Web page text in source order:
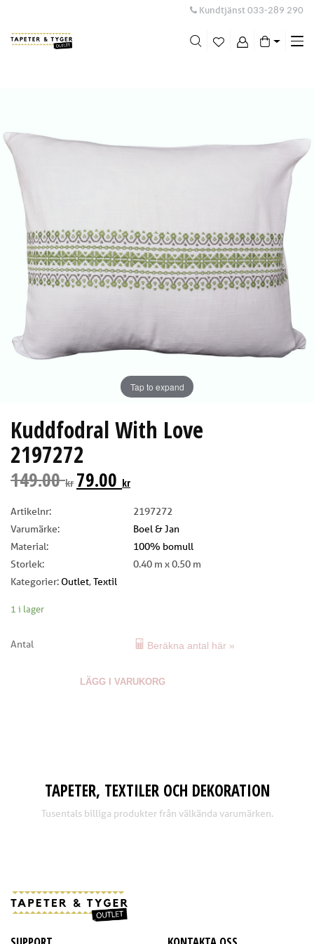
Kundtjänst 033-289 290
Tap to expand
Kuddfodral With Love
2197272
149.00kr 79.00 kr
Artikelnr:
2197272
Varumärke:
Boel & Jan
Material:
100% bomull
Storlek:
0.40 m x 0.50 m
Kategorier: Outlet,Textil
1 i lager
Antal Beräkna antal här »
LÄGG I VARUKORG
TAPETER, TEXTILER OCH DEKORATION
Tusentals billiga produkter från välkända varumärken.